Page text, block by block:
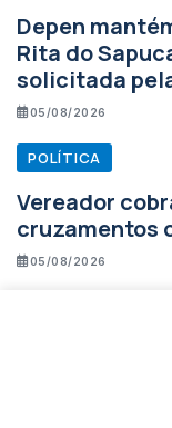
Depen
Rita do
solicitada
05/08/2026
POLÍTICA
Vereador
cruzamentos
05/08/2026